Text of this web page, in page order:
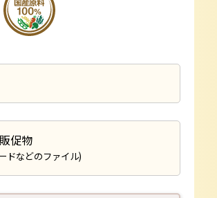
促物
ドなどのファイル)